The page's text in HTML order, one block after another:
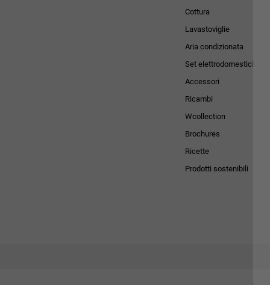
Cottura
Lavastoviglie
Aria condizionata
Set elettrodomestici
Accessori
Ricambi
Wcollection
Brochures
Ricette
Prodotti sostenibili